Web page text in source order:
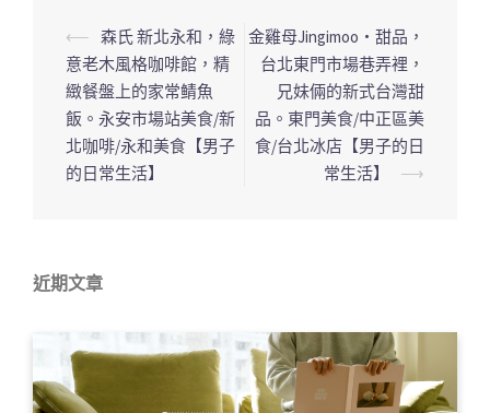
文
章
導
覽
列
⟵
森氏 新北永和，綠
意老木風格咖啡館，精
緻餐盤上的家常鲭魚
飯。永安市場站美食/新
北咖啡/永和美食【男子
的日常生活】
金雞母Jingimoo・甜品，
台北東門市場巷弄裡，
兄妹倆的新式台灣甜
品。東門美食/中正區美
食/台北冰店【男子的日
常生活】
⟶
近期文章